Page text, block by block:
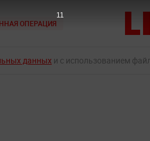
ОПЕРАЦИЯ
данных и с использованием
10